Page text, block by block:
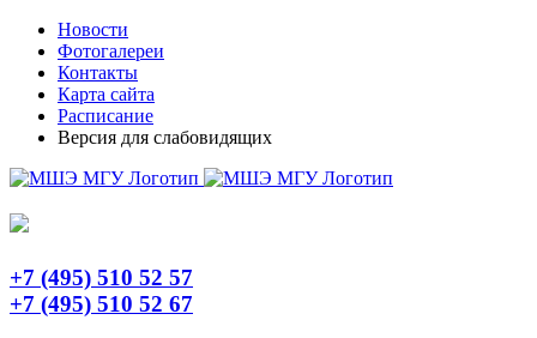
Skip
content
TelegramНовости
Фотогалереи
Контакты
Карта сайта
Расписание
Версия для слабовидящих
+7 (495) 510 52 57
+7 (495) 510 52 67